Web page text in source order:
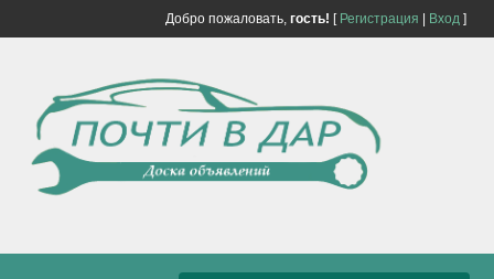
Добро пожаловать, гость! [ Регистрация Вход]